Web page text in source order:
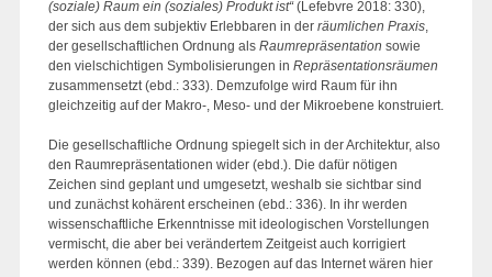
(soziale) Raum ein (soziales) Produkt ist“(Lefebvre 2018: 330),
der sich aus dem subjektiv Erlebbaren in der räumlichen Praxis,
der gesellschaftlichen Ordnung als Raumrepräsentation sowie
den vielschichtigen Symbolisierungen in Repräsentationsräumen
zusammensetzt (ebd.: 333). Demzufolge wird Raum für ihn
gleichzeitig auf der Makro-, Meso- und der Mikroebene konstruiert.
Die gesellschaftliche Ordnung spiegelt sich in der Architektur, also
den Raumrepräsentationen wider (ebd.). Die dafür nötigen
Zeichen sind geplant und umgesetzt, weshalb sie sichtbar sind
und zunächst kohärent erscheinen (ebd.: 336). In ihr werden
wissenschaftliche Erkenntnisse mit ideologischen Vorstellungen
vermischt, die aber bei verändertem Zeitgeist auch korrigiert
werden können (ebd.: 339). Bezogen auf das Internet wären hier